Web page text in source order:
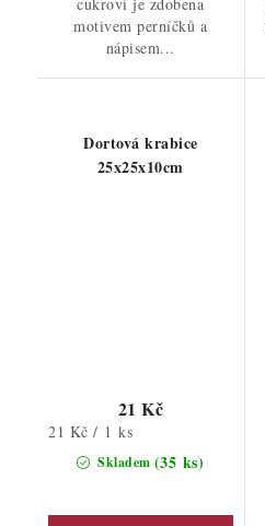
motivem perníčků a
nápisem...
Dortová krabice
25x25x10cm
Skladem (35 ks)
21 Kč
Měrná
cena:
21 Kč / 1 ks